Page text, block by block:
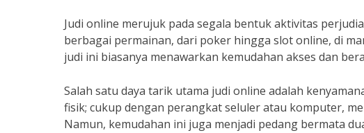
Judi online merujuk pada segala bentuk aktivitas
berbagai permainan, dari poker hingga slot online, di
judi ini biasanya menawarkan kemudahan akses dan
Salah satu daya tarik utama judi online adalah
fisik; cukup dengan perangkat seluler atau komputer,
Namun, kemudahan ini juga menjadi pedang bermata